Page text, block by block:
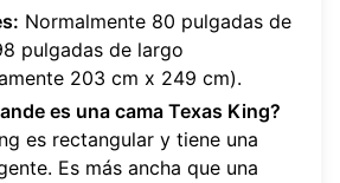
Normalmente 80 pulgadas de
pulgadas de largo
203 cm x 249 cm).
es una cama Texas King?
es rectangular y tiene una
Es más ancha que una